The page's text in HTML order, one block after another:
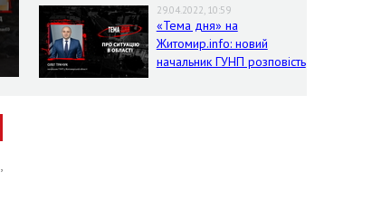
29.04.2022, 10:59
«Тема дня» на
Житомир.info: новий
начальник ГУНП розповість